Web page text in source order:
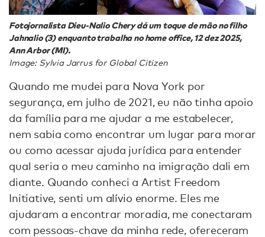
Fotojornalista Dieu-Nalio Chery dá um toque de mão no filho
Jahnalio (3) enquanto trabalha no home office, 12 dez 2025,
Ann Arbor (MI).
Image: Sylvia Jarrus for Global Citizen
Quando me mudei para Nova York por
segurança, em julho de 2021, eu não tinha apoio
da família para me ajudar a me estabelecer,
nem sabia como encontrar um lugar para morar
ou como acessar ajuda jurídica para entender
qual seria o meu caminho na imigração dali em
diante. Quando conheci a Artist Freedom
Initiative, senti um alívio enorme. Eles me
ajudaram a encontrar moradia, me conectaram
com pessoas-chave da minha rede, ofereceram